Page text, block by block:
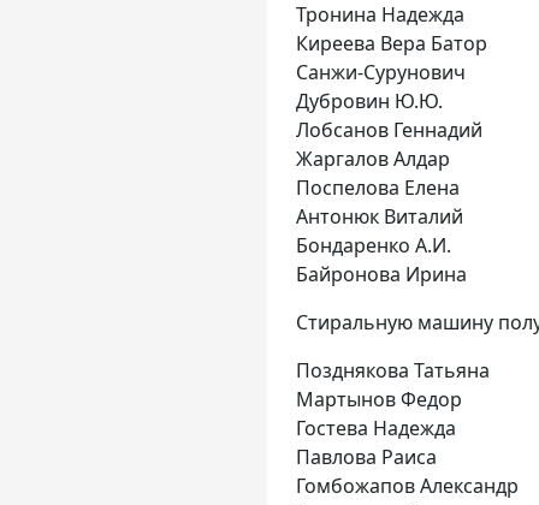
Тронина Надежда
Киреева Вера Батор
Санжи-Сурунович
Дубровин Ю.Ю.
Лобсанов Геннадий
Жаргалов Алдар
Поспелова Елена
Антонюк Виталий
Бондаренко А.И.
Байронова Ирина
Стиральную машину
Позднякова Татьяна
Мартынов Федор
Гостева Надежда
Павлова Раиса
Гомбожапов Александр